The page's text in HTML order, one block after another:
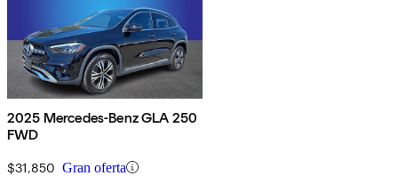
2025 Mercedes-Benz GLA 250
FWD
$31,850 Gran oferta